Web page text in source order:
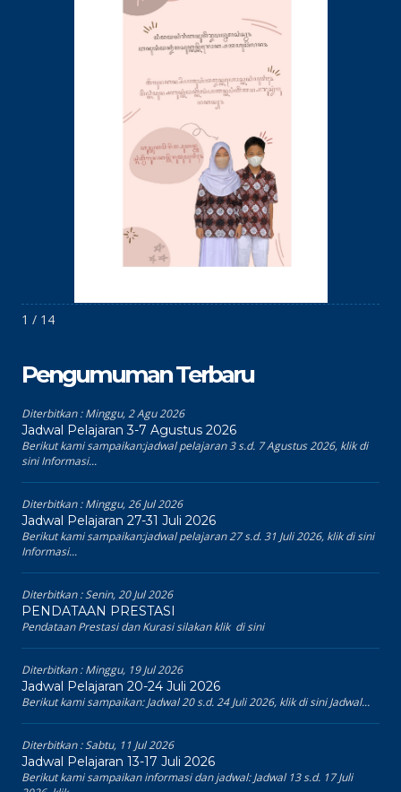
1 / 14
Pengumuman Terbaru
Diterbitkan :Minggu, 2 Agu 2026
Jadwal Pelajaran 3-7 Agustus 2026
Berikut kami sampaikan:jadwal pelajaran 3 s.d. 7 Agustus 2026, klik di
sini Informasi...
Diterbitkan :Minggu, 26 Jul 2026
Jadwal Pelajaran 27-31 Juli 2026
Berikut kami sampaikan:jadwal pelajaran 27 s.d. 31 Juli 2026, klik di sini
Informasi...
Diterbitkan :Senin, 20 Jul 2026
PENDATAAN PRESTASI
Pendataan Prestasi dan Kurasi silakan klik di sini
Diterbitkan :Minggu, 19 Jul 2026
Jadwal Pelajaran 20-24 Juli 2026
Berikut kami sampaikan: Jadwal 20 s.d. 24 Juli 2026, klik di sini Jadwal...
Diterbitkan :Sabtu, 11 Jul 2026
Jadwal Pelajaran 13-17 Juli 2026
Berikut kami sampaikan informasi dan jadwal: Jadwal 13 s.d. 17 Juli